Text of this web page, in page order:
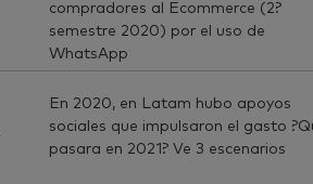
compradores al Ecommerce (2?
semestre 2020) por el uso de
WhatsApp
En 2020, en Latam hubo apoyos
sociales que impulsaron el gasto
pasara en 2021? Ve 3 escenarios